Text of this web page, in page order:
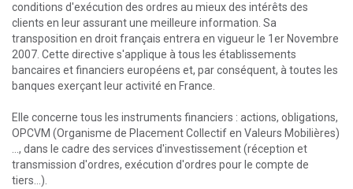
conditions d'exécution des ordres au mieux des intérêts des
clients en leur assurant une meilleure information. Sa
transposition en droit français entrera en vigueur le 1er Novembre
2007. Cette directive s'applique à tous les établissements
bancaires et financiers européens et, par conséquent, à toutes les
banques exerçant leur activité en France.
Elle concerne tous les instruments financiers : actions, obligations,
OPCVM (Organisme de Placement Collectif en Valeurs Mobilières)
, dans le cadre des services d'investissement (réception et
transmission d'ordres, exécution d'ordres pour le compte de
tiers…).